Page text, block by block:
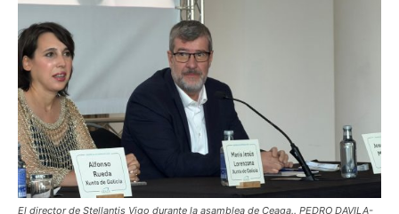
El director de Stellantis Vigo durante la asamblea de Ceaga.. PEDRO DAVILA-